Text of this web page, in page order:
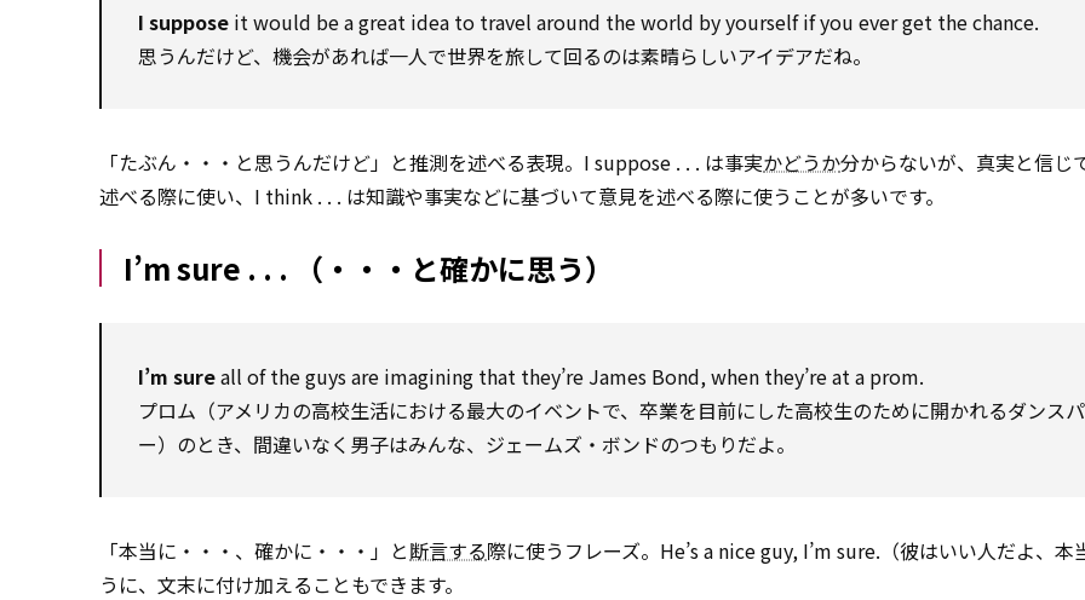
I suppose it would be a great idea to travel around the world by yourself if you ever get the chance.
思うんだけど、機会があれば一人で世界を旅して回るのは素晴らしいアイデアだね。
「たぶん・・・と思うんだけど」と推測を述べる表現。I suppose . . . は事実かどうか分からないが、真実と信じ
述べる際に使い、I think . . . は知識や事実などに基づいて意見を述べる際に使うことが多いです。
I’m sure . . . （・・・と確かに思う）
I’m sureall of the guys are imagining that they’re James Bond, when they’re at a prom.
プロム（アメリカの高校生活における最大のイベントで、卒業を目前にした高校生のために開かれるダンス
ー）のとき、間違いなく男子はみんな、ジェームズ・ボンドのつもりだよ。
「本当に・・・、確かに・・・」と断言する際に使うフレーズ。He’s a nice guy, I’m sure.（彼はいい人だよ、本
うに、文末に付け加えることもできます。